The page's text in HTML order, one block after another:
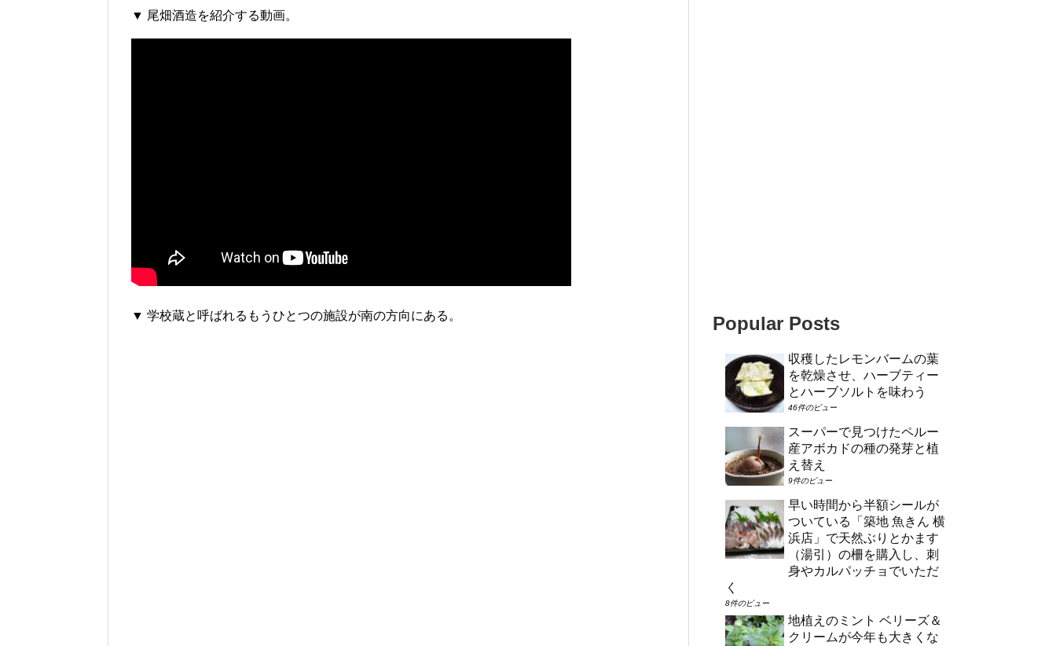
▼ 尾畑酒造を紹介する動画。
▼ 学校蔵と呼ばれるもうひとつの施設が南の方向にある。 Popular Posts
収穫したレモンバームの葉
を乾燥させ、ハーブティー
とハーブソルトを味わう
46件のビュー
スーパーで見つけたペルー
産アボカドの種の発芽と植
え替え
9件のビュー
早い時間から半額シールが
ついている「築地 魚きん 横
浜店」で天然ぶりとかます
（湯引）の柵を購入し、刺
身やカルパッチョでいただ
く
8件のビュー
地植えのミント ベリーズ＆
クリームが今年も大きくな